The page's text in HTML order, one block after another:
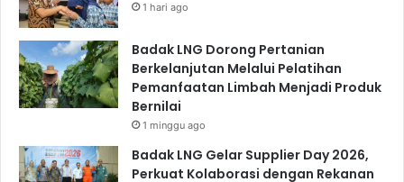
1 hari ago
Badak LNG Dorong Pertanian
Berkelanjutan Melalui Pelatihan
Pemanfaatan Limbah Menjadi Produk
Bernilai
1 minggu ago
Badak LNG Gelar Supplier Day 2026,
Perkuat Kolaborasi dengan Rekanan